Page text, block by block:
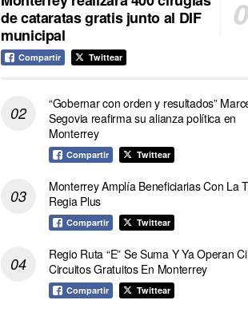
de cataratas gratis junto al DIF
municipal
Compartir Twittear
“Gobernar con orden y resultados”
Segovia reafirma su alianza política en
Monterrey
Compartir Twittear
Monterrey Amplía Beneficiarias Con La
Regia Plus
Compartir Twittear
Regio Ruta “E” Se Suma Y Ya Operan
Circuitos Gratuitos En Monterrey
Compartir Twittear